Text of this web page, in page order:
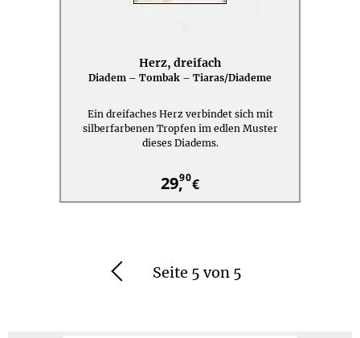
Herz, dreifach
Diadem – Tombak – Tiaras/Diademe
Ein dreifaches Herz verbindet sich mit
silberfarbenen Tropfen im edlen Muster
dieses Diadems.
29,90€
Zurück Seite 5 von 5